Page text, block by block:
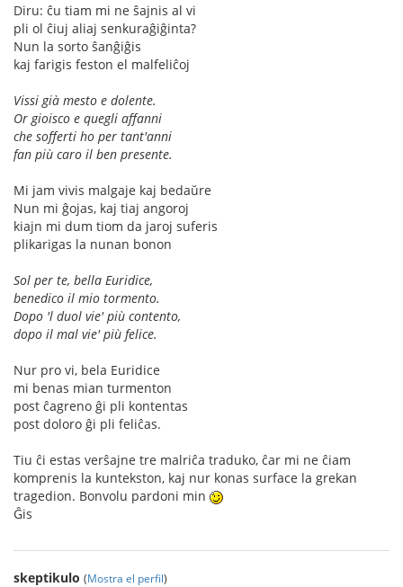
Diru: ĉu tiam mi ne ŝajnis al vi
pli ol ĉiuj aliaj senkuraĝiĝinta?
Nun la sorto ŝanĝiĝis
kaj farigis feston el malfeliĉoj
Vissi già mesto e dolente.
Or gioisco e quegli affanni
che sofferti ho per tant'anni
fan più caro il ben presente.
Mi jam vivis malgaje kaj bedaŭre
Nun mi ĝojas, kaj tiaj angoroj
kiajn mi dum tiom da jaroj suferis
plikarigas la nunan bonon
Sol per te, bella Euridice,
benedico il mio tormento.
Dopo 'l duol vie' più contento,
dopo il mal vie' più felice.
Nur pro vi, bela Euridice
mi benas mian turmenton
post ĉagreno ĝi pli kontentas
post doloro ĝi pli feliĉas.
Tiu ĉi estas verŝajne tre malriĉa traduko, ĉar mi ne ĉiam
komprenis la kuntekston, kaj nur konas surface la grekan
tragedion. Bonvolu pardoni min
Ĝis
skeptikulo (Mostra el perfil)